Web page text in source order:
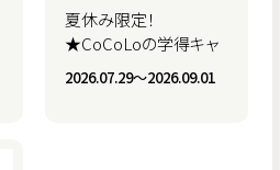
夏休み限定！
★CoCoLoの学得キャ
ンペーン★
2026.07.29〜2026.09.01